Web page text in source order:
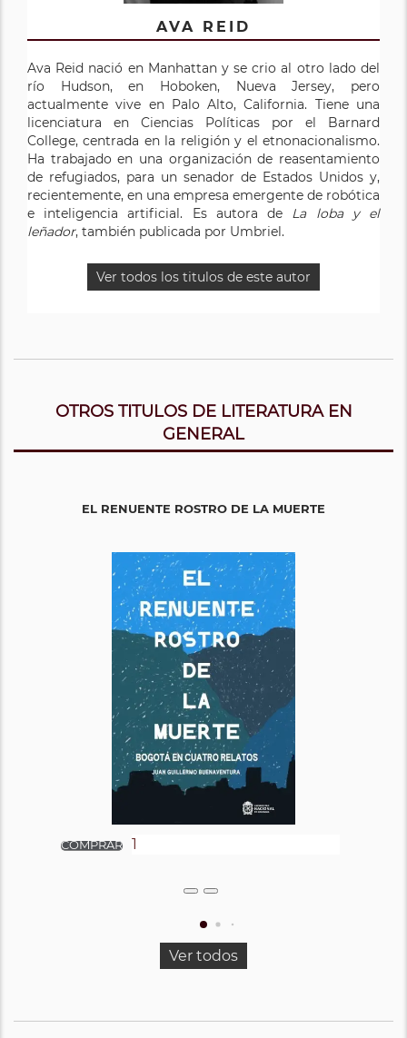
AVA REID
Ava Reid nació en Manhattan y se crio al otro lado del
río Hudson, en Hoboken, Nueva Jersey, pero
actualmente vive en Palo Alto, California. Tiene una
licenciatura en Ciencias Políticas por el Barnard
College, centrada en la religión y el etnonacionalismo.
Ha trabajado en una organización de reasentamiento
de refugiados, para un senador de Estados Unidos y,
recientemente, en una empresa emergente de robótica
e inteligencia artificial. Es autora de La loba y el
leñador, también publicada por Umbriel.
Ver todos los titulos de este autor
OTROS TITULOS DE LITERATURA EN
GENERAL
EL RENUENTE ROSTRO DE LA MUERTE
Ver todos